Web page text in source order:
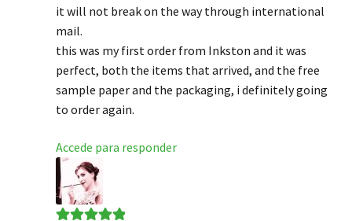
it will not break on the way through international
mail.
this was my first order from Inkston and it was
perfect, both the items that arrived, and the free
sample paper and the packaging, i definitely going
to order again.
Accede para responder